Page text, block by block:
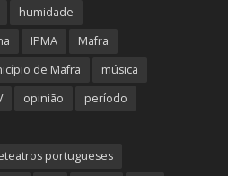
humidade
IPMA
Mafra
de Mafra
música
opinião
período
portugueses